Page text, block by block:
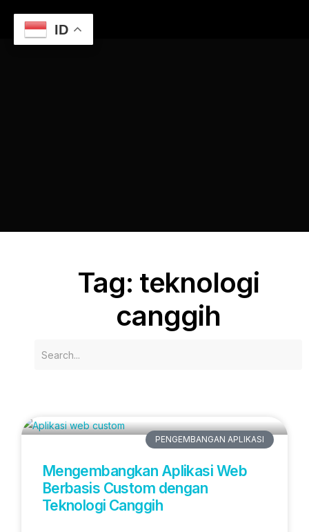
Tag: teknologi
canggih
PENGEMBANGAN APLIKASI
Mengembangkan Aplikasi Web
Berbasis Custom dengan
Teknologi Canggih
ID